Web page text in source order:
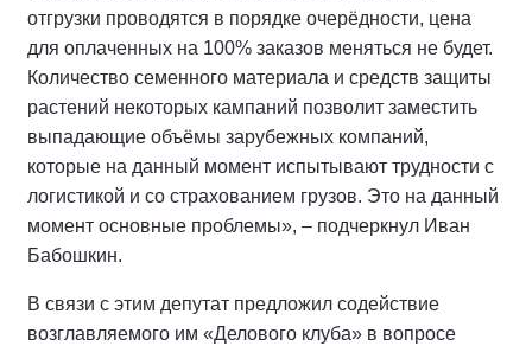
отгрузки проводятся в порядке очерёдности, цена
для оплаченных на 100% заказов меняться не будет.
Количество семенного материала и средств защиты
растений некоторых кампаний позволит заместить
выпадающие объёмы зарубежных компаний,
которые на данный момент испытывают трудности с
логистикой и со страхованием грузов. Это на данный
момент основные проблемы», – подчеркнул Иван
Бабошкин.
В связи с этим депутат предложил содействие
возглавляемого им «Делового клуба» в вопросе